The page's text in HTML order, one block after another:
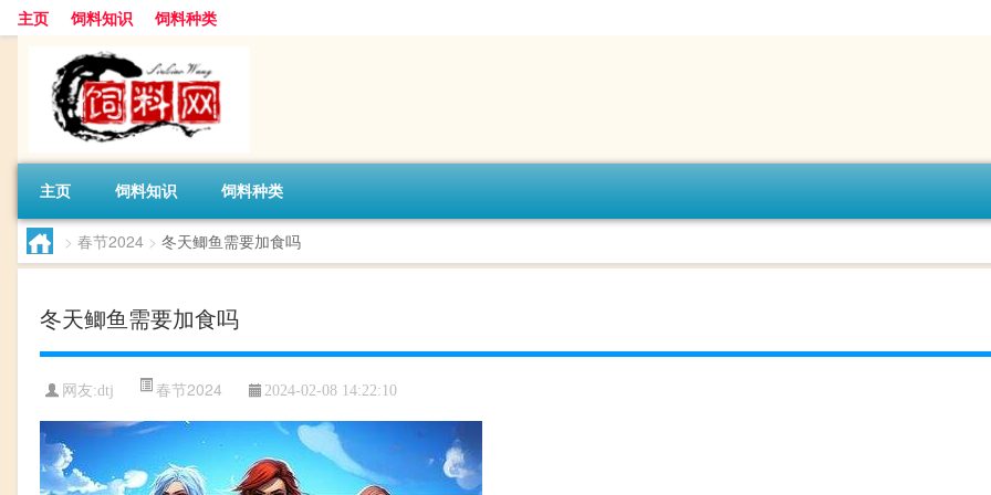
主页 饲料知识 饲料种类
主页 饲料知识 饲料种类
> 春节2024 > 冬天鲫鱼需要加食吗
冬天鲫鱼需要加食吗
网友:dtj 春节2024 2024-02-08 14:22:10